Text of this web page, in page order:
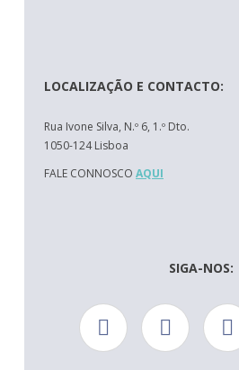
LOCALIZAÇÃO E CONTACTO:
Rua Ivone Silva, N.º 6, 1.º Dto.
1050-124 Lisboa
FALE CONNOSCO AQUI
SIGA-NOS: